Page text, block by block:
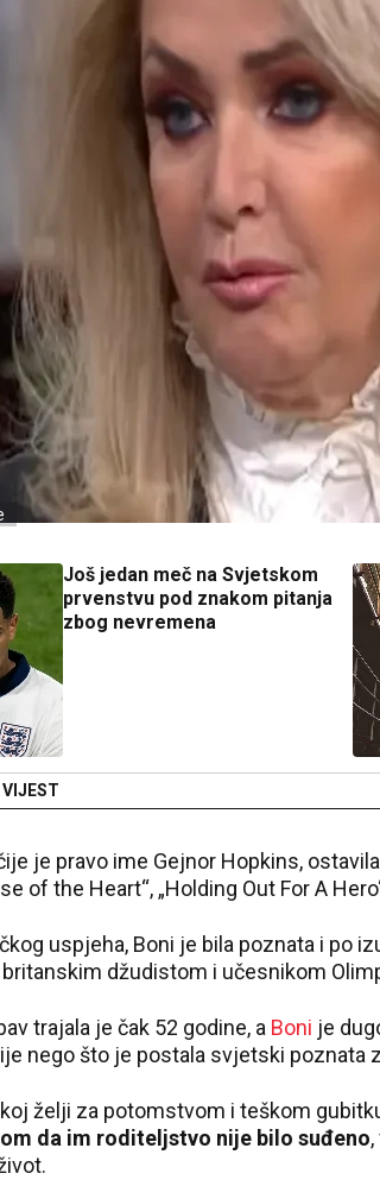
Još jedan meč na Svjetskom
prvenstvu pod znakom pitanja
zbog nevremena
VIJEST
je pravo ime Gejnor Hopkins,
of the Heart“, „Holding Out For A
uspjeha, Boni je bila poznata i po
britanskim džudistom i učesnikom
trajala je čak 52 godine, a Boni je
nego što je postala svjetski poznata
želji za potomstvom i teškom
da im roditeljstvo nije bilo suđeno